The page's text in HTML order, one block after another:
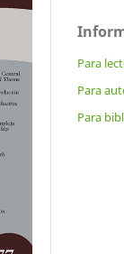
Para
Para
Para